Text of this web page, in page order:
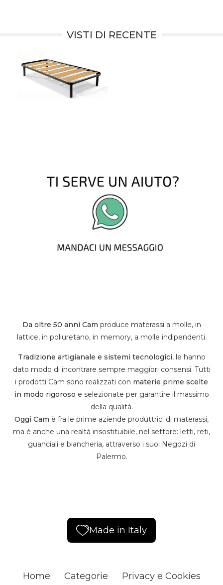
VISTI DI RECENTE
Da oltre 50 anni Cam produce materassi a molle, in
lattice, in poliuretano, in memory, a molle indipendenti.
Tradizione artigianale e sistemi tecnologici, le hanno
dato modo di incontrare sempre maggiori consensi. Tutti
i prodotti Cam sono realizzati con materie prime scelte
in modo rigoroso e selezionate per garantire il massimo
della qualità.
Oggi Cam è fra le prime aziende produttrici di materassi,
ma è anche una realtà insostituibile, nel settore: letti, reti,
guanciali e biancheria, attraverso i suoi Negozi di
Palermo.
Made in Italy
Home Categorie Privacy e Cookies